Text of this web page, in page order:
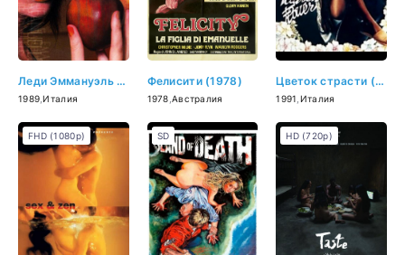
Леди Эммануэль (1989)
1989 ,Италия
Фелисити (1978)
1978 ,Австралия
Цветок страсти (1991)
1991 Италия
FHD (1080p) SD HD (720p)